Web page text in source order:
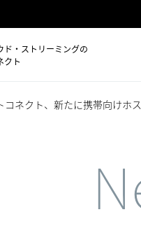
ド・ストリーミングの
クト
コネクト、新たに携帯向けホ